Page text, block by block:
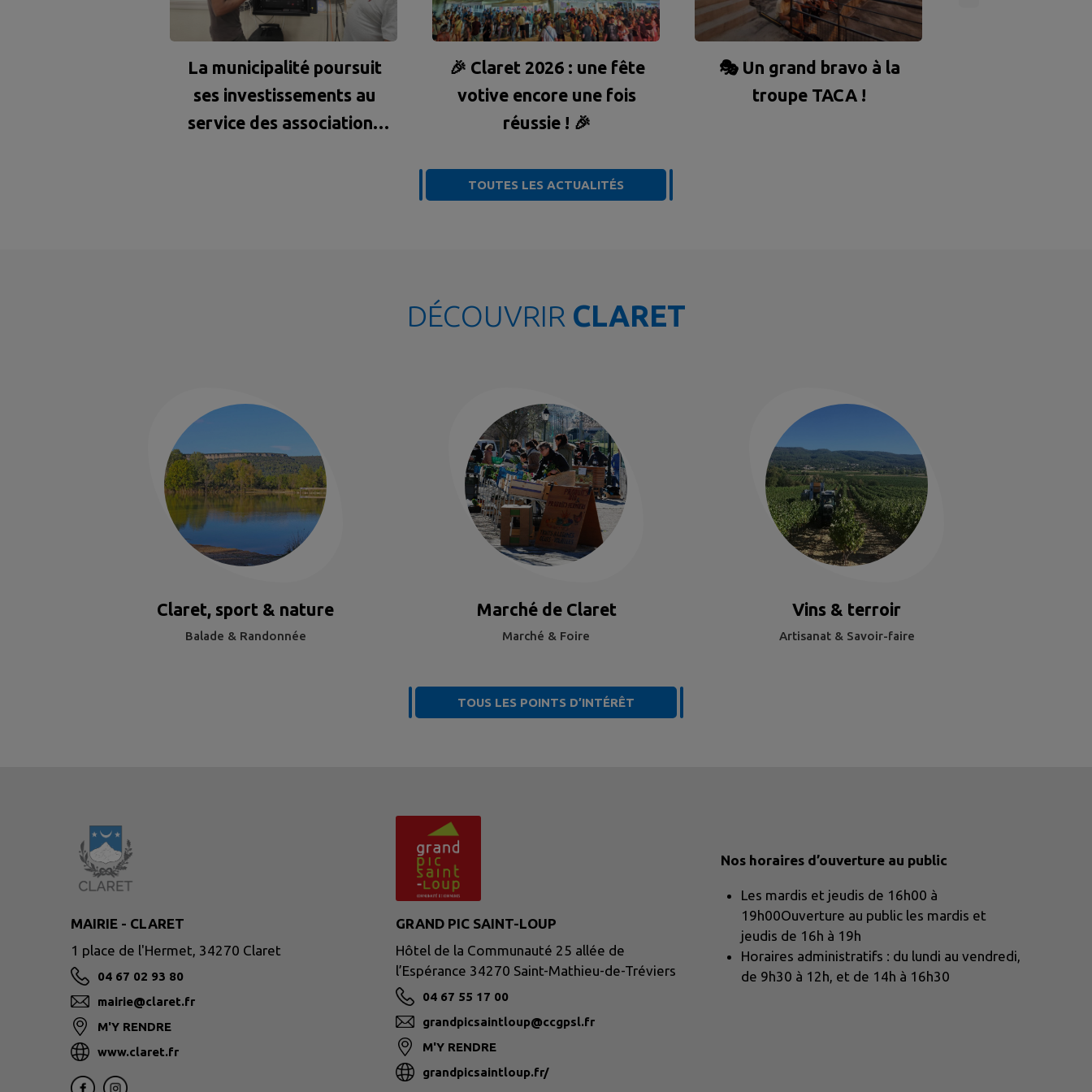
La municipalité poursuit
ses investissements au
service des associations
🎉 Claret 2026 : une fête
votive encore une fois
réussie ! 🎉
🎭 Un grand bravo à la
troupe TACA !
TOUTES LES ACTUALITÉS
DÉCOUVRIR CLARET
Claret, sport & nature
Balade & Randonnée
Marché de Claret
Marché & Foire
Vins & terroir
Artisanat & Savoir-faire
TOUS LES POINTS D’INTÉRÊT
MAIRIE - CLARET
1 place de l'Hermet, 34270 Claret
04 67 02 93 80
mairie@claret.fr
M'Y RENDRE
www.claret.fr
GRAND PIC SAINT-LOUP
Hôtel de la Communauté 25 allée de
l’Espérance 34270 Saint-Mathieu-de-Tréviers
04 67 55 17 00
grandpicsaintloup@ccgpsl.fr
M'Y RENDRE
grandpicsaintloup.fr/
Nos horaires d’ouverture au public
Les mardis et jeudis de 16h00 à
19h00Ouverture au public les mardis et
jeudis de 16h à 19h
Horaires administratifs : du lundi au vendredi,
de 9h30 à 12h, et de 14h à 16h30